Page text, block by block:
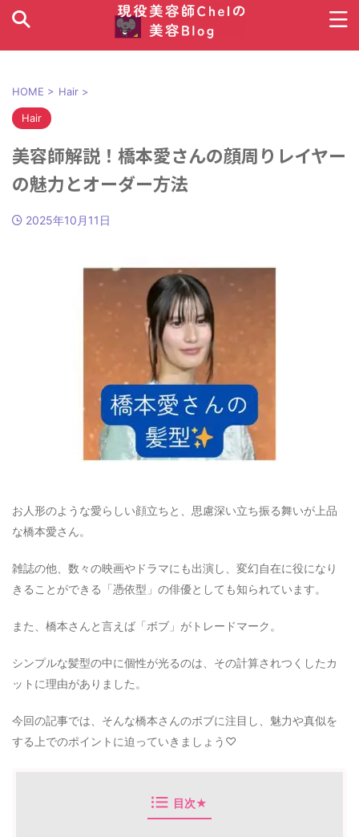
HOME > Hair >
Hair
美容師解説！橋本愛さんの顔周りレイヤー
の魅力とオーダー方法
2025年10月11日
お人形のような愛らしい顔立ちと、思慮深い立ち振る舞いが上品
な橋本愛さん。
雑誌の他、数々の映画やドラマにも出演し、変幻自在に役になり
きることができる「憑依型」の俳優としても知られています。
また、橋本さんと言えば「ボブ」がトレードマーク。
シンプルな髪型の中に個性が光るのは、その計算されつくしたカ
ットに理由がありました。
今回の記事では、そんな橋本さんのボブに注目し、魅力や真似を
する上でのポイントに迫っていきましょう♡
目次★